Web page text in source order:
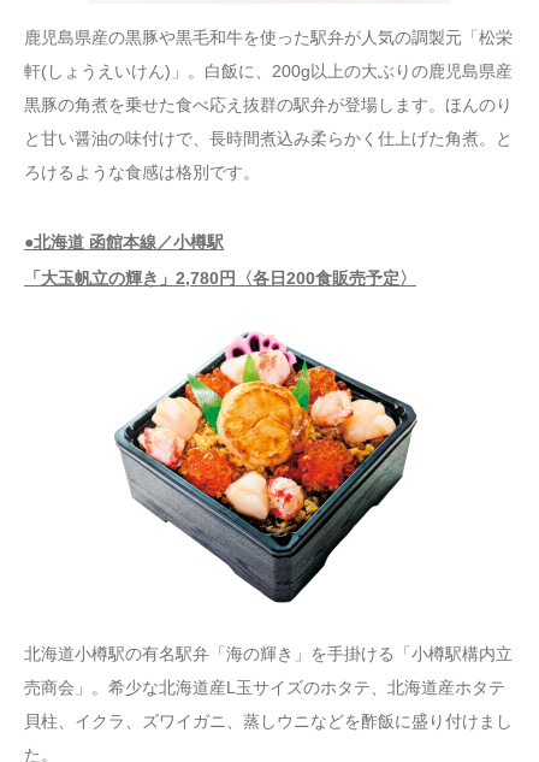
鹿児島県産の黒豚や黒毛和牛を使った駅弁が人気の調製元「松栄
軒(しょうえいけん)」。白飯に、200g以上の大ぶりの鹿児島県産
黒豚の角煮を乗せた食べ応え抜群の駅弁が登場します。ほんのり
と甘い醤油の味付けで、長時間煮込み柔らかく仕上げた角煮。と
ろけるような食感は格別です。
●北海道 函館本線／小樽駅
「大玉帆立の輝き」2,780円〈各日200食販売予定〉
北海道小樽駅の有名駅弁「海の輝き」を手掛ける「小樽駅構内立
売商会」。希少な北海道産L玉サイズのホタテ、北海道産ホタテ
貝柱、イクラ、ズワイガニ、蒸しウニなどを酢飯に盛り付けまし
た。